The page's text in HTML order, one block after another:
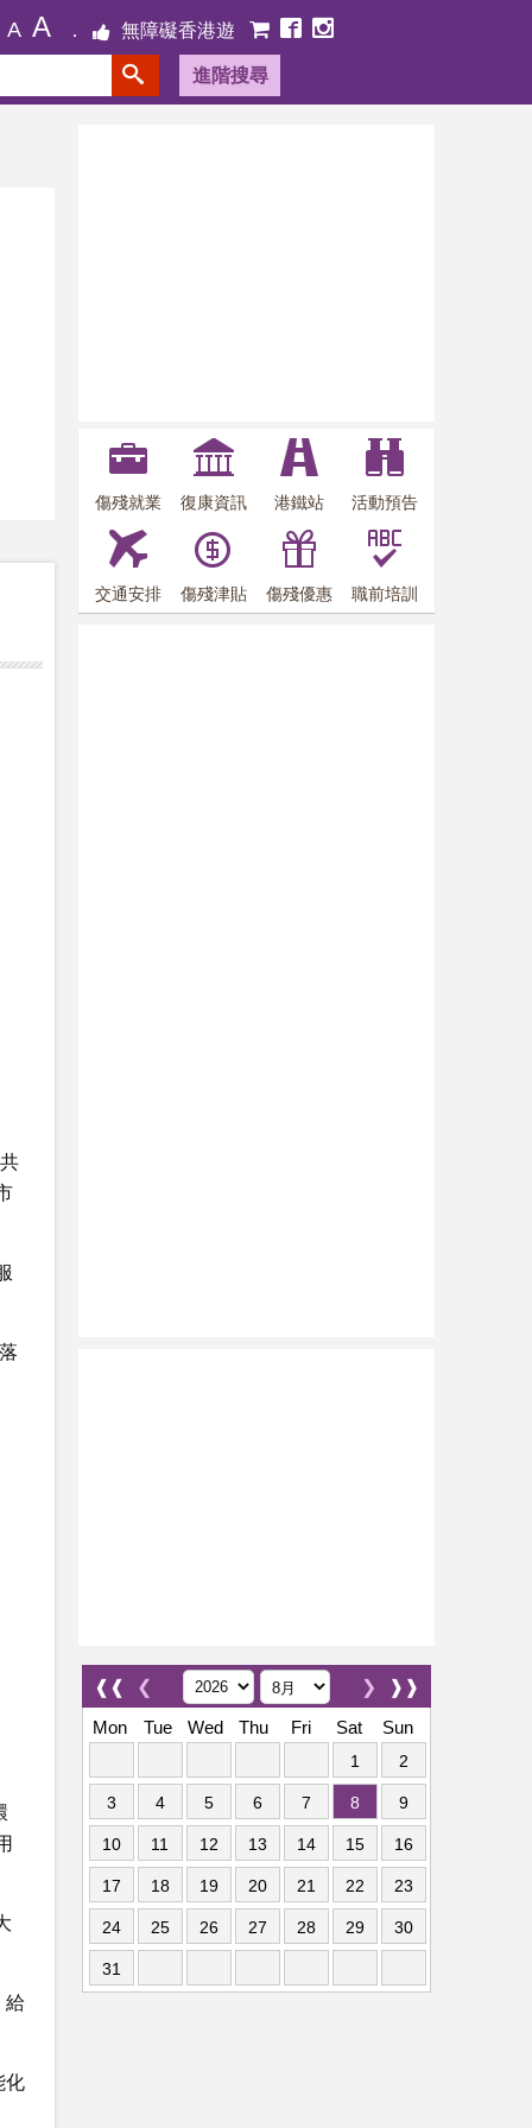
A A 無障礙香港遊
進階搜尋
給
化
傷殘就業 復康資訊 港鐵站 活動預告
交通安排 傷殘津貼 傷殘優惠 職前培訓
❰❰ ❮ ❱❱
❯
Mon
Tue Wed Thu Fri Sat Sun
1 2
3 4 5 6 7 8 9
10 11 12 13 14 15 16
17 18 19 20 21 22 23
24 25 26 27 28 29 30
31